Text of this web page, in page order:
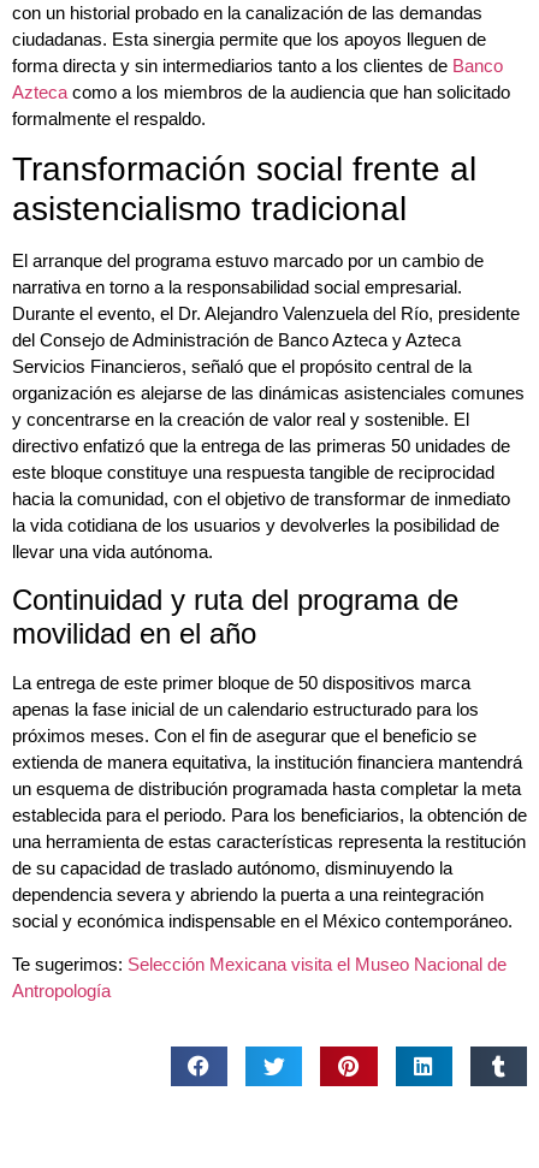
con un historial probado en la canalización de las demandas
ciudadanas. Esta sinergia permite que los apoyos lleguen de
forma directa y sin intermediarios tanto a los clientes de Banco
Azteca como a los miembros de la audiencia que han solicitado
formalmente el respaldo.
Transformación social frente al
asistencialismo tradicional
El arranque del programa estuvo marcado por un cambio de
narrativa en torno a la responsabilidad social empresarial.
Durante el evento, el Dr. Alejandro Valenzuela del Río, presidente
del Consejo de Administración de Banco Azteca y Azteca
Servicios Financieros, señaló que el propósito central de la
organización es alejarse de las dinámicas asistenciales comunes
y concentrarse en la creación de valor real y sostenible. El
directivo enfatizó que la entrega de las primeras 50 unidades de
este bloque constituye una respuesta tangible de reciprocidad
hacia la comunidad, con el objetivo de transformar de inmediato
la vida cotidiana de los usuarios y devolverles la posibilidad de
llevar una vida autónoma.
Continuidad y ruta del programa de
movilidad en el año
La entrega de este primer bloque de 50 dispositivos marca
apenas la fase inicial de un calendario estructurado para los
próximos meses. Con el fin de asegurar que el beneficio se
extienda de manera equitativa, la institución financiera mantendrá
un esquema de distribución programada hasta completar la meta
establecida para el periodo. Para los beneficiarios, la obtención de
una herramienta de estas características representa la restitución
de su capacidad de traslado autónomo, disminuyendo la
dependencia severa y abriendo la puerta a una reintegración
social y económica indispensable en el México contemporáneo.
Te sugerimos: Selección Mexicana visita el Museo Nacional de
Antropología